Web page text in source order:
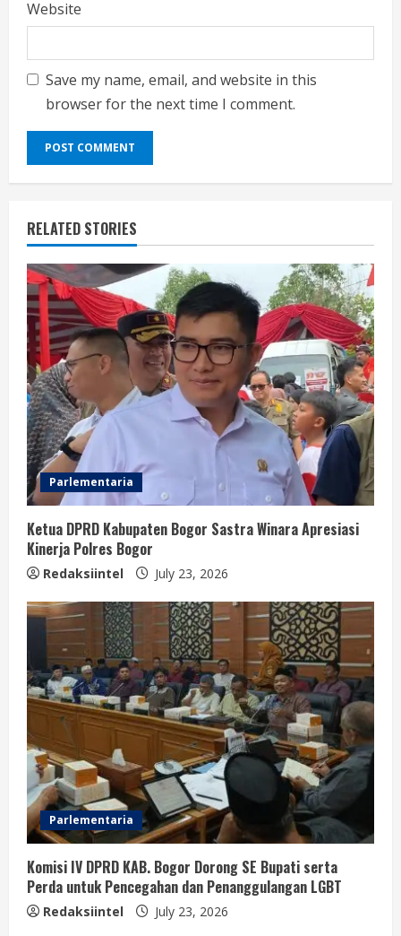
Website
Save my name, email, and website in this
browser for the next time I comment.
RELATED STORIES
Parlementaria
Ketua DPRD Kabupaten Bogor Sastra Winara Apresiasi
Kinerja Polres Bogor
Redaksiintel July 23, 2026
Parlementaria
Komisi IV DPRD KAB. Bogor Dorong SE Bupati serta
Perda untuk Pencegahan dan Penanggulangan LGBT
Redaksiintel July 23, 2026